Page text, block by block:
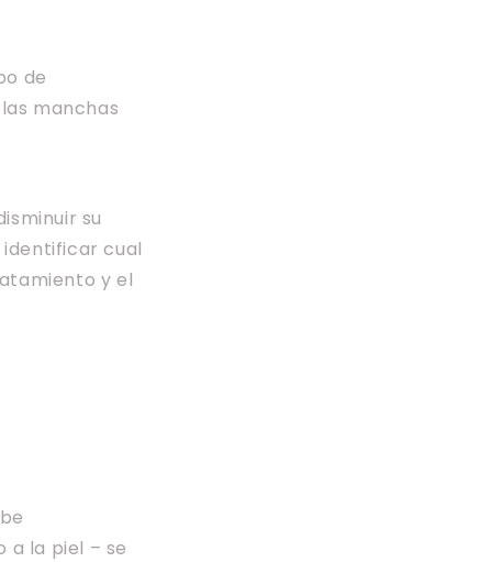
de
manchas
su
cual
y el
a la piel – se